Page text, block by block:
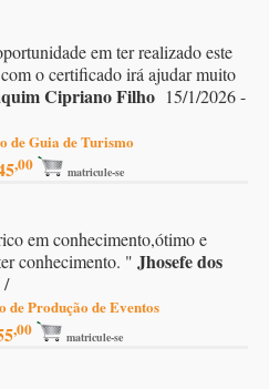
em ter realizado este
o certificado irá ajudar muito
Cipriano Filho 15/1/2026 -
de Guia de Turismo
,00 matricule-se
em conhecimento,ótimo e
conhecimento. " Jhosefe dos
/
de Produção de Eventos
,00 matricule-se